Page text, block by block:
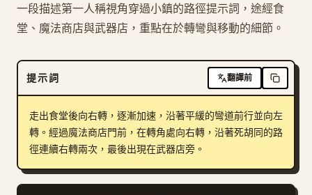
部落格
更新
一段描述第一人稱視角穿過小鎮的路徑提示詞，途經食
堂、魔法商店與武器店，重點在於轉彎與移動的細節。
提示詞 翻譯前
走出食堂後向右轉，逐漸加速，沿著平緩的彎道前行並向左
轉。經過魔法商店門前，在轉角處向右轉，沿著死胡同的路
徑連續右轉兩次，最後出現在武器店旁。